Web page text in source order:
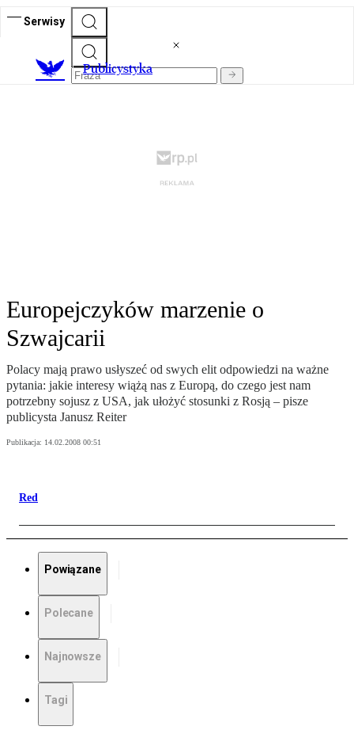
Serwisy
Publicystyka
Europejczyków marzenie o
Szwajcarii
Polacy mają prawo usłyszeć od swych elit odpowiedzi na ważne
pytania: jakie interesy wiążą nas z Europą, do czego jest nam
potrzebny sojusz z USA, jak ułożyć stosunki z Rosją – pisze
publicysta Janusz Reiter
Publikacja: 14.02.2008 00:51
Red
Powiązane
Polecane
Najnowsze
Tagi